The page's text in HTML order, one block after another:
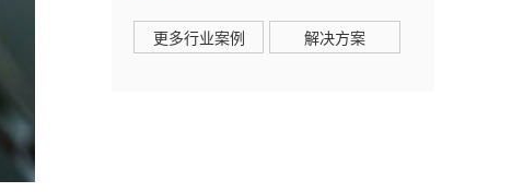
更多行业案例 解决方案